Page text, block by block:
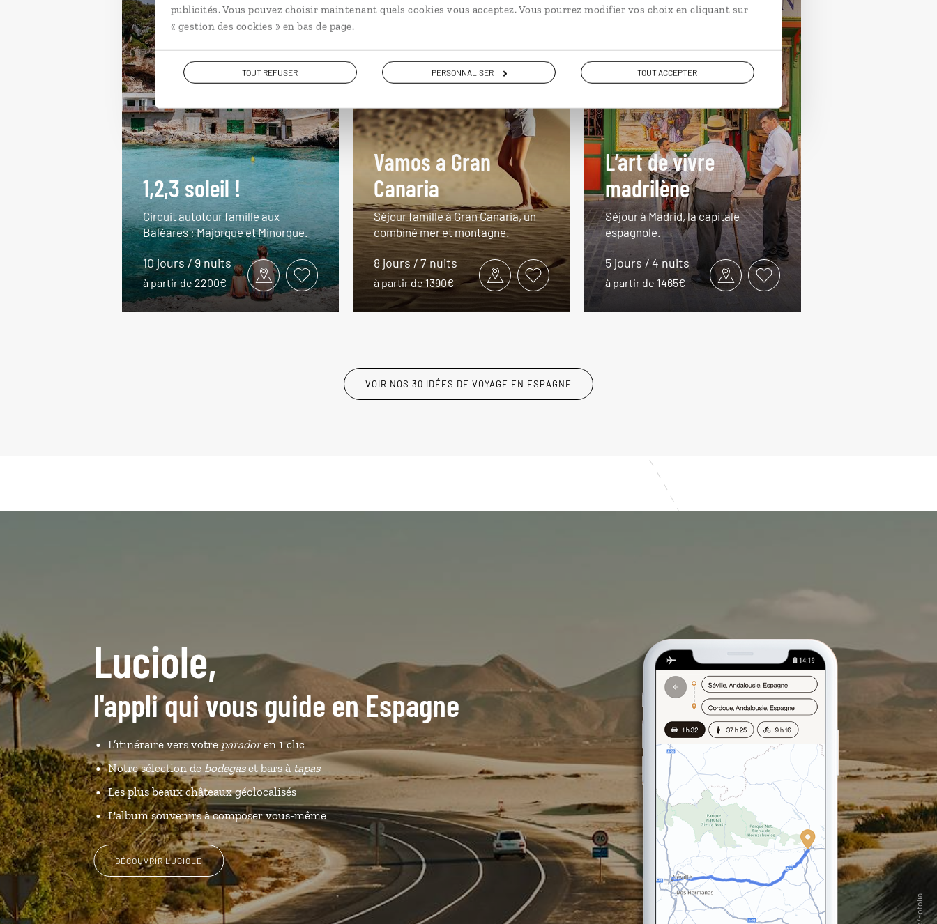
publicités. Vous pouvez choisir maintenant quels cookies vous acceptez. Vous pourrez modifier vos choix en cliquant sur
« gestion des cookies » en bas de page.
TOUT REFUSER PERSONNALISER TOUT ACCEPTER
1,2,3 soleil !
Circuit autotour famille aux
Baléares : Majorque et Minorque.
10 jours / 9 nuits
à partir de 2200€
Vamos a Gran
Canaria
Séjour famille à Gran Canaria, un
combiné mer et montagne.
8 jours / 7 nuits
à partir de 1390€
L’art de vivre
madrilène
Séjour à Madrid, la capitale
espagnole.
5 jours / 4 nuits
à partir de 1465€
VOIR NOS 30 IDÉES DE VOYAGE EN ESPAGNE
Luciole,
l'appli qui vous guide en Espagne
L’itinéraire vers votre paradoren 1 clic
Notre sélection de bodegaset bars à tapas
Les plus beaux châteaux géolocalisés
L'album souvenirs à composer vous-même
DÉCOUVRIR LUCIOLE